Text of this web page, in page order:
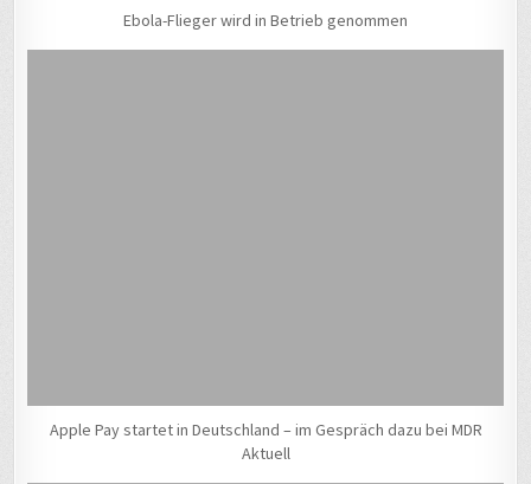
Ebola-Flieger wird in Betrieb genommen
Apple Pay startet in Deutschland – im Gespräch dazu bei MDR
Aktuell